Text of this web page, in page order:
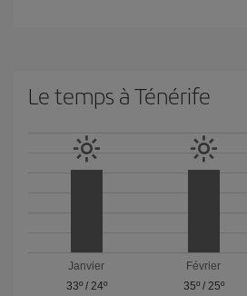
Le temps à Ténérife
Janvier
33º/ 24º
Février
35º/ 25º